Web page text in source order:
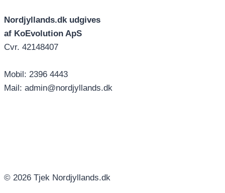
Nordjyllands.dk udgives
af KoEvolution ApS
Cvr. 42148407
Mobil: 2396 4443
Mail: admin@nordjyllands.dk
© 2026 Tjek Nordjyllands.dk